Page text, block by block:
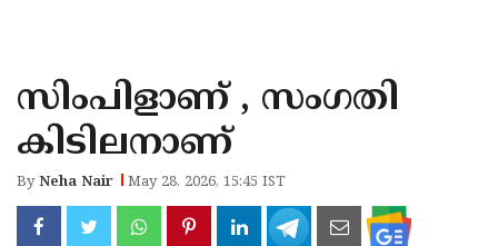
KANNUR
KASARAGOD
സിംപിളാണ് , സംഗതി
കിടിലനാണ്
ByNeha Nair May 28, 2026, 15:45 IST